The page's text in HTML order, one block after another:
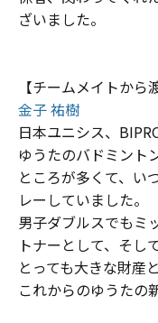
ざいました。
【チームメイトから
金子 祐樹
日本ユニシス、
ゆうたのバドミント
ところが多くて、い
レーしていました。
男子ダブルスでもミ
トナーとして、そし
とっても大きな財産
これからのゆうたの